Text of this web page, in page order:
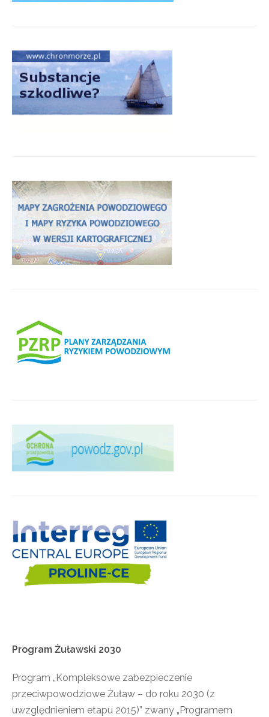
Program Żuławski 2030
Program „Kompleksowe zabezpieczenie
przeciwpowodziowe Żuław – do roku 2030 (z
uwzględnieniem etapu 2015)” zwany „Programem